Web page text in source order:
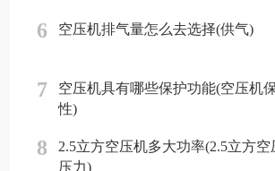
6 空压机排气量怎么去选择(供气)
7
空压机具有哪些保护功能(空压机
性)
8
2.5立方空压机多大功率(2.5立方
压力)